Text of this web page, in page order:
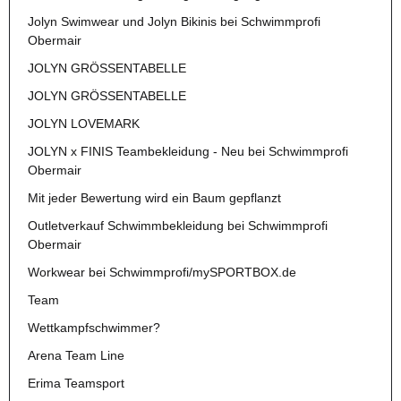
Jolyn Swimwear und Jolyn Bikinis bei Schwimmprofi
Obermair
JOLYN GRÖSSENTABELLE
JOLYN GRÖSSENTABELLE
JOLYN LOVEMARK
JOLYN x FINIS Teambekleidung - Neu bei Schwimmprofi
Obermair
Mit jeder Bewertung wird ein Baum gepflanzt
Outletverkauf Schwimmbekleidung bei Schwimmprofi
Obermair
Workwear bei Schwimmprofi/mySPORTBOX.de
Team
Wettkampfschwimmer?
Arena Team Line
Erima Teamsport